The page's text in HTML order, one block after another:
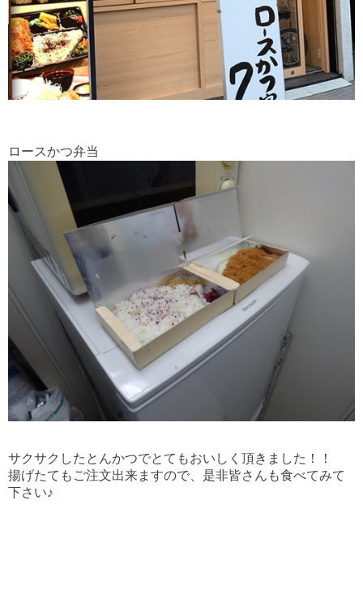
ロースかつ弁当
サクサクしたとんかつでとてもおいしく頂きました！！
揚げたてもご注文出来ますので、是非皆さんも食べてみて
下さい♪